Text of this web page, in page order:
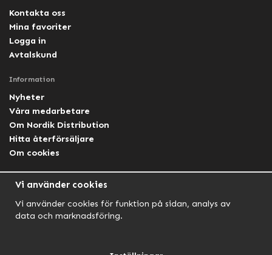
Kontakta oss
Mina favoriter
Logga in
Avtalskund
Information
Nyheter
Våra medarbetare
Om Nordik Distribution
Hitta återförsäljare
Om cookies
Facebook Lightforce Sweden
Vi använder cookies
Vi använder cookies för funktion på sidan, analys av
data och marknadsföring.